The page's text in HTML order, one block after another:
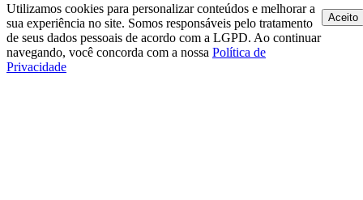
Utilizamos cookies para personalizar conteúdos e melhorar a
sua experiência no site. Somos responsáveis pelo tratamento
de seus dados pessoais de acordo com a LGPD. Ao continuar
navegando, você concorda com a nossa Política de
Privacidade
Aceito